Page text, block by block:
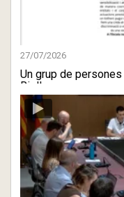
27/07/2026
Un grup de
Riells